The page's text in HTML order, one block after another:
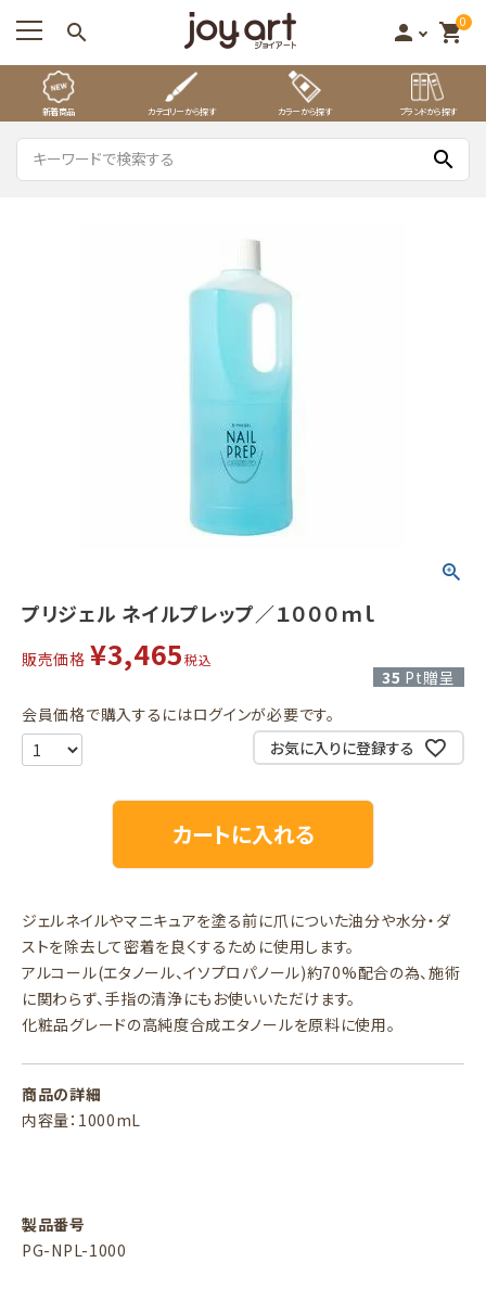
search person 0
shopping_cart
新着商品 カテゴリーから探す カラーから探す ブランドから探す
search
プリジェル ネイルプレップ／１０００ｍｌ
販売価格 ¥3,465税込
35 Pt贈呈
会員価格で購入するにはログインが必要です。
お気に入りに登録する
カートに入れる
ジェルネイルやマニキュアを塗る前に爪についた油分や水分・ダ
ストを除去して密着を良くするために使用します。
アルコール(エタノール、イソプロパノール)約70%配合の為、施術
に関わらず、手指の清浄にもお使いいただけます。
化粧品グレードの高純度合成エタノールを原料に使用。
商品の詳細
内容量：1000mL
製品番号
PG-NPL-1000